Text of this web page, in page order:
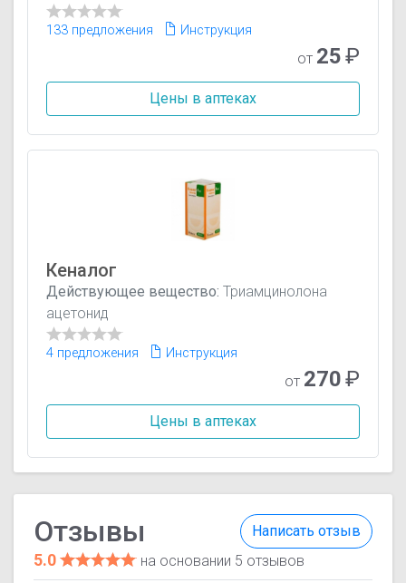
133 предложения Инструкция
от 25₽
Цены в аптеках
Кеналог
Действующее вещество: Триамцинолона
ацетонид
4 предложения Инструкция
от 270₽
Цены в аптеках
Написать отзыв
Отзывы
5.0 на основании 5 отзывов